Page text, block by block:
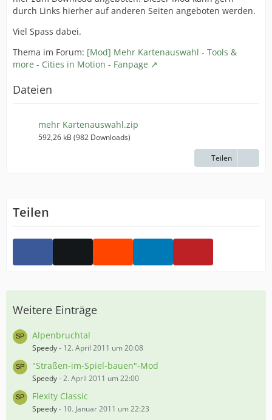
durch Links hierher auf anderen Seiten angeboten werden.
Viel Spass dabei.
Thema im Forum: [Mod] Mehr Kartenauswahl - Tools &
more - Cities in Motion - Fanpage
Dateien
mehr Kartenauswahl.zip
592,26 kB (982 Downloads)
Teilen
Teilen
Weitere Einträge
Alpenbruchtal
Speedy- 12. April 2011 um 20:08
"Straßen-im-Spiel-bauen"-Mod
Speedy-2. April 2011 um 22:00
Flexity Classic
Speedy- 10. Januar 2011 um 22:23